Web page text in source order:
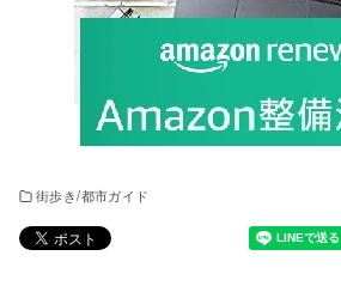
街歩き/都市ガイド